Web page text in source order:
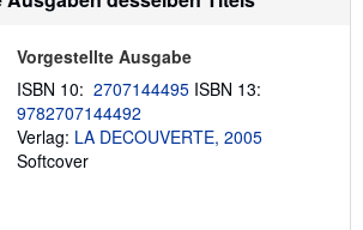
t
n
e
n
u
Vorgestellte Ausgabe
ISBN 10: 2707144495 ISBN 13:
9782707144492
Verlag: LA DECOUVERTE, 2005
Softcover